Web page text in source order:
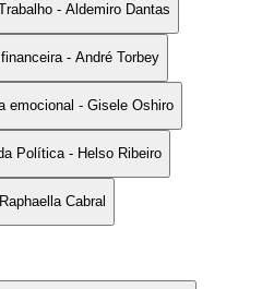
- Aldemiro Dantas
- André Torbey
emocional - Gisele Oshiro
Política - Helso Ribeiro
Cabral